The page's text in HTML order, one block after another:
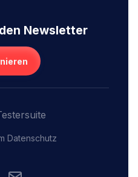
Newsletter
Datenschutz